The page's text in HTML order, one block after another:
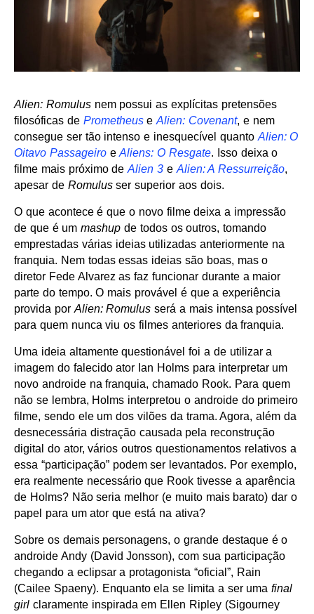
Alien: Romulusnem possui as explícitas pretensões
filosóficas de PrometheuseAlien: Covenant, e nem
consegue ser tão intenso e inesquecível quanto Alien: O
Oitavo PassageiroeAliens: O Resgate. Isso deixa o
filme mais próximo deAlien 3 e Alien: A Ressurreição,
apesar de Romulusser superior aos dois.
O que acontece é que o novo filme deixa a impressão
de que é ummashup de todos os outros, tomando
emprestadas várias ideias utilizadas anteriormente na
franquia. Nem todas essas ideias são boas, mas o
diretor Fede Alvarez as faz funcionar durante a maior
parte do tempo. O mais provável é que a experiência
provida por Alien: Romulus será a mais intensa possível
para quem nunca viu os filmes anteriores da franquia.
Uma ideia altamente questionável foi a de utilizar a
imagem do falecido ator Ian Holms para interpretar um
novo androide na franquia, chamado Rook. Para quem
não se lembra, Holms interpretou o androide do primeiro
filme, sendo ele um dos vilões da trama. Agora, além da
desnecessária distração causada pela reconstrução
digital do ator, vários outros questionamentos relativos a
essa “participação” podem ser levantados. Por exemplo,
era realmente necessário que Rook tivesse a aparência
de Holms? Não seria melhor (e muito mais barato) dar o
papel para um ator que está na ativa?
Sobre os demais personagens, o grande destaque é o
androide Andy (David Jonsson), com sua participação
chegando a eclipsar a protagonista “oficial”, Rain
(Cailee Spaeny). Enquanto ela se limita a ser umafinal
girl claramente inspirada em Ellen Ripley (Sigourney